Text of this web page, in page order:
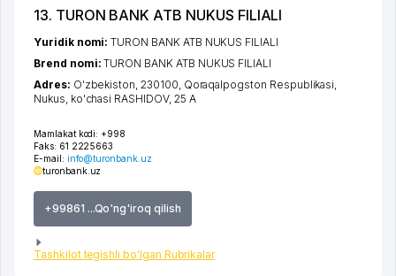
13. TURON BANK ATB NUKUS FILIALI
Mamlakat kodi: +998
Faks: 61 2225663
E-mail: info@turonbank.uz
turonbank.uz
+99861 ...Qo'ng'iroq qilish
Tashkilot tegishli bo'lgan Rubrikalar
Yuridik nomi:TURON BANK ATB NUKUS FILIALI
Brend nomi:TURON BANK ATB NUKUS FILIALI
Adres: O'zbekiston, 230100, Qoraqalpogston Respublikasi
Nukus ko'chasi RASHIDOV, 25 А